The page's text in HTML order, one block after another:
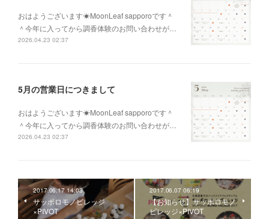
おはようございます☀MoonLeaf sapporoです＾
＾今年に入ってから調香体験のお問い合わせが…
2026.04.23 02:37
5月の営業日につきまして
おはようございます☀MoonLeaf sapporoです＾
＾今年に入ってから調香体験のお問い合わせが…
2026.04.23 02:37
2017.06.17 14:03
サッポロモノビレッジ
×PIVOT
2017.06.07 06:19
【お知らせ】サッポロモノ
ビレッジ×PIVOT